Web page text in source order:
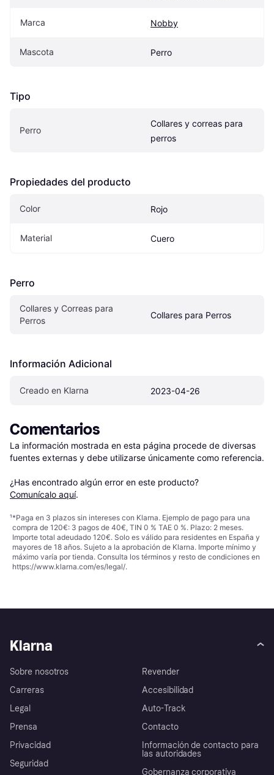
Marca Nobby
Mascota Perro
Tipo
Perro
Collares y correas para
perros
Propiedades del producto
Color Rojo
Material Cuero
Perro
Collares y Correas para
Perros
Collares para Perros
Información Adicional
Creado en Klarna 2023-04-26
Comentarios
La información mostrada en esta página procede de diversas
fuentes externas y debe utilizarse únicamente como referencia.
¿Has encontrado algún error en este producto?
Comunícalo aquí.
¹*Paga en 3 plazos sin intereses con Klarna. Ejemplo de pago para una
compra de 120€: 3 pagos de 40€, TIN 0 % TAE 0 %. Plazo: 2 meses.
Importe total adeudado 120€. Solo es válido para residentes en España y
mayores de 18 años. Sujeto a la aprobación de Klarna. Importe mínimo y
máximo varía por tienda. Consulta los términos y resto de condiciones en
https://www.klarna.com/es/legal/.
Klarna
Sobre nosotros
Carreras
Legal
Prensa
Privacidad
Seguridad
Revender
Accesibilidad
Auto-Track
Contacto
Información de contacto para
las autoridades
Gobernanza corporativa